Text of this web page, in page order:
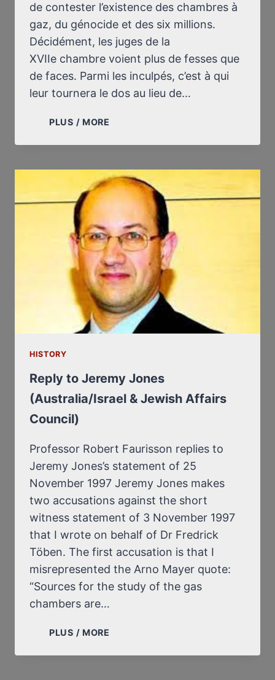
de contester l’existence des chambres à
gaz, du génocide et des six millions.
Décidément, les juges de la
XVIIe chambre voient plus de fesses que
de faces. Parmi les inculpés, c’est à qui
leur tournera le dos au lieu de…
PLUS / MORE
AU
(NOTE
SUR
UN
ASPECT
DU
PROCÈS
EN
COURS)
HISTORY
Reply to Jeremy Jones
(Australia/Israel & Jewish Affairs
Council)
Professor Robert Faurisson replies to
Jeremy Jones’s statement of 25
November 1997 Jeremy Jones makes
two accusations against the short
witness statement of 3 November 1997
that I wrote on behalf of Dr Fredrick
Töben. The first accusation is that I
misrepresented the Arno Mayer quote:
“Sources for the study of the gas
chambers are…
PLUS / MORE
JEREMY